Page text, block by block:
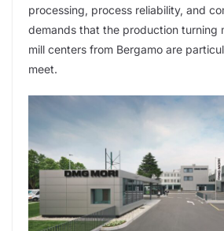
processing, process reliability, and
demands that the production turning
mill centers from Bergamo are
meet.